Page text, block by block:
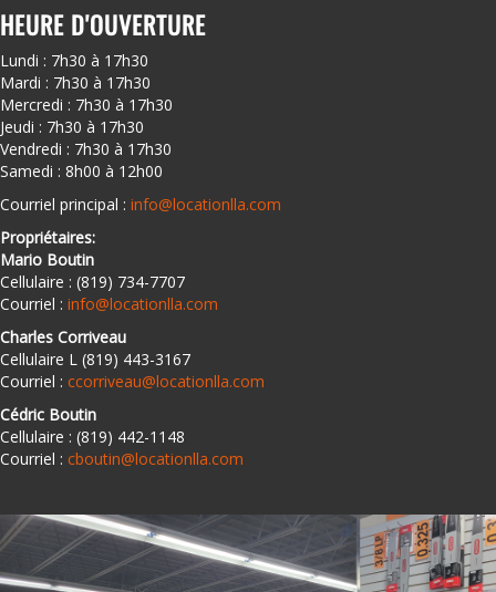
HEURE D'OUVERTURE
Lundi : 7h30 à 17h30
Mardi : 7h30 à 17h30
Mercredi : 7h30 à 17h30
Jeudi : 7h30 à 17h30
Vendredi : 7h30 à 17h30
Samedi : 8h00 à 12h00
Courriel principal : info@locationlla.com
Propriétaires:
Mario Boutin
Cellulaire : (819) 734-7707
Courriel : info@locationlla.com
Charles Corriveau
Cellulaire L (819) 443-3167
Courriel : ccorriveau@locationlla.com
Cédric Boutin
Cellulaire : (819) 442-1148
Courriel : cboutin@locationlla.com